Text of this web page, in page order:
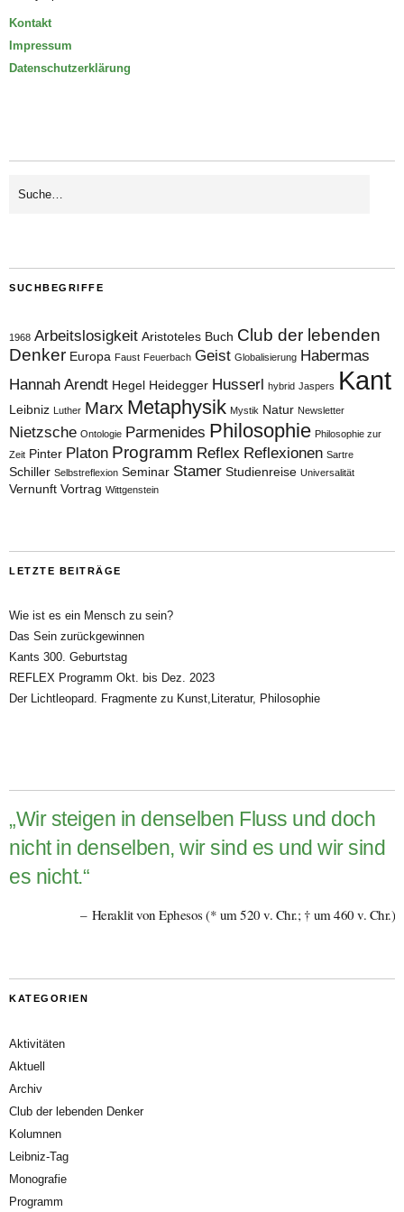
Kontakt
Impressum
Datenschutzerklärung
SUCHBEGRIFFE
1968 Arbeitslosigkeit Aristoteles Buch Club der lebenden
Denker Europa Faust Feuerbach Geist Globalisierung Habermas
Hannah Arendt Hegel Heidegger Husserl hybrid Jaspers Kant
Leibniz Luther Marx Metaphysik Mystik Natur Newsletter
Nietzsche Ontologie Parmenides Philosophie Philosophie zur
Zeit Pinter Platon Programm Reflex Reflexionen Sartre
Schiller Selbstreflexion Seminar Stamer Studienreise Universalität
Vernunft Vortrag Wittgenstein
LETZTE BEITRÄGE
Wie ist es ein Mensch zu sein?
Das Sein zurückgewinnen
Kants 300. Geburtstag
REFLEX Programm Okt. bis Dez. 2023
Der Lichtleopard. Fragmente zu Kunst,Literatur, Philosophie
„Wir steigen in denselben Fluss und doch
nicht in denselben, wir sind es und wir sind
es nicht.“
Heraklit von Ephesos (* um 520 v. Chr.; † um 460 v. Chr.)
KATEGORIEN
Aktivitäten
Aktuell
Archiv
Club der lebenden Denker
Kolumnen
Leibniz-Tag
Monografie
Programm